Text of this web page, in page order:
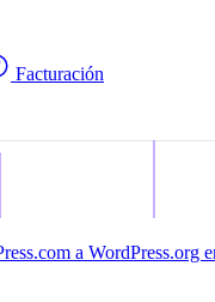
Facturación
a WordPress.org